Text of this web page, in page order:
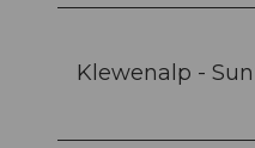
Klewenalp -